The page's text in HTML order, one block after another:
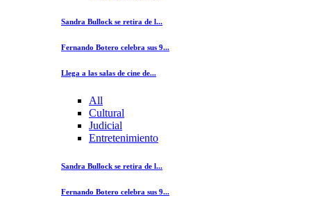
Sandra Bullock se retira de l...
Fernando Botero celebra sus 9...
Llega a las salas de cine de...
All
Cultural
Judicial
Entretenimiento
Sandra Bullock se retira de l...
Fernando Botero celebra sus 9...